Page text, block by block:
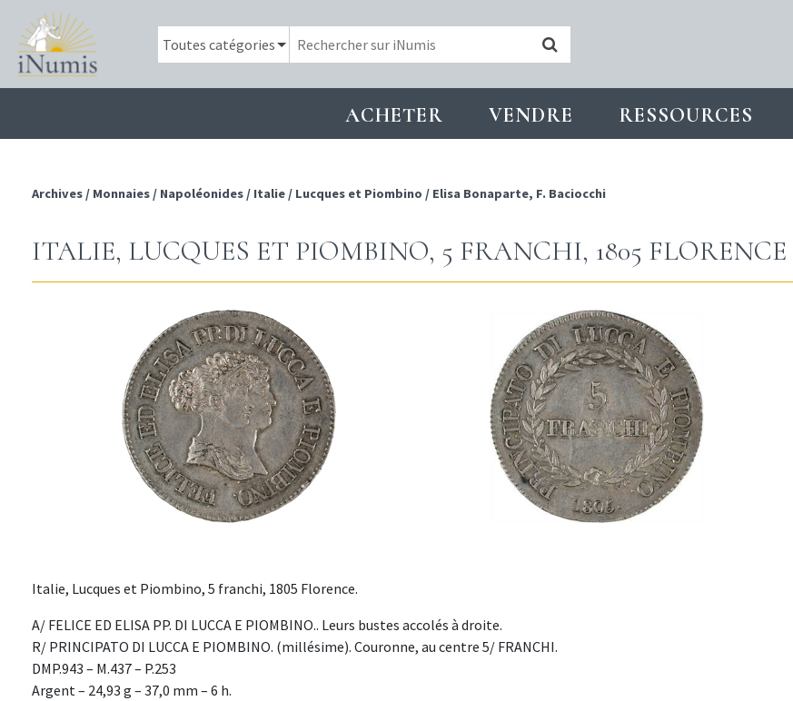
ACHETER VENDRE RESSOURCES
Archives / Monnaies / Napoléonides / Italie / Lucques et Piombino / Elisa Bonaparte, F. Baciocchi
ITALIE, LUCQUES ET PIOMBINO, 5 FRANCHI, 1805 FLORENCE
Italie, Lucques et Piombino, 5 franchi, 1805 Florence.
A/ FELICE ED ELISA PP. DI LUCCA E PIOMBINO.. Leurs bustes accolés à droite.
R/ PRINCIPATO DI LUCCA E PIOMBINO. (millésime). Couronne, au centre 5/ FRANCHI.
DMP.943 – M.437 – P.253
Argent – 24,93 g – 37,0 mm – 6 h.